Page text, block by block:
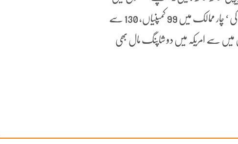
احمد نورانی لکھتے ہیں کہ عاصم باجوہ کے بھائیوں، اہلیہ اور بچوں کی ‘ چار ممالک میں 99 کمپنیاں، 130 سے
کمرشل جائیدادیں ہیں جن میں سے امریکہ میں دو شاپنگ مال بھی